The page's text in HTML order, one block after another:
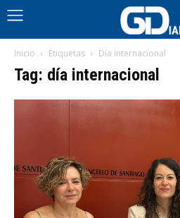
Inicio Etiquetas Día internacional
Tag: día internacional